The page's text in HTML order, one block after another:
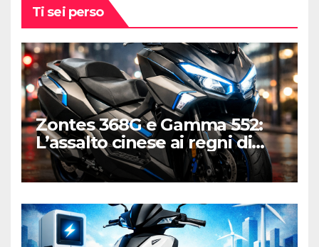
Ti sei perso
Zontes 368G e Gamma 552:
L’assalto cinese ai regni di
Honda e Yamaha